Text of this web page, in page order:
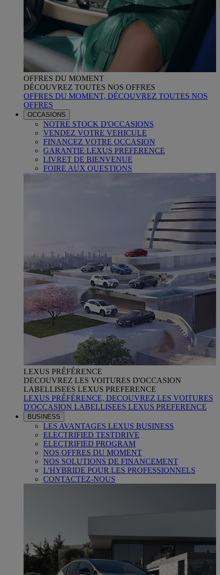
OFFRES DU MOMENT
DÉCOUVREZ TOUTES NOS OFFRES
OFFRES DU MOMENT, DÉCOUVREZ TOUTES NOS
OFFRES
OCCASIONS
NOTRE STOCK D'OCCASIONS
VENDEZ VOTRE VEHICULE
FINANCEZ VOTRE OCCASION
GARANTIE LEXUS PREFERENCE
LIVRET DE BIENVENUE
FOIRE AUX QUESTIONS
LEXUS PRÉFÉRENCE
DECOUVREZ LES VOITURES D'OCCASION
LABELLISEES LEXUS PREFERENCE
LEXUS PRÉFÉRENCE, DECOUVREZ LES VOITURES
D'OCCASION LABELLISEES LEXUS PREFERENCE
BUSINESS
LES AVANTAGES LEXUS BUSINESS
ELECTRIFIED TESTDRIVE
ELECTRIFIED PROGRAM
NOS OFFRES DU MOMENT
NOS SOLUTIONS DE FINANCEMENT
L'HYBRIDE POUR LES PROFESSIONNELS
CONTACTEZ-NOUS